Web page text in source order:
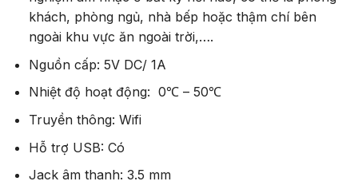
khách, phòng ngủ, nhà bếp hoặc thậm chí bên
ngoài khu vực ăn ngoài trời,….
Nguồn cấp: 5V DC/ 1A
Nhiệt độ hoạt động: 0℃ – 50℃
Truyền thông: Wifi
Hỗ trợ USB: Có
Jack âm thanh: 3.5 mm